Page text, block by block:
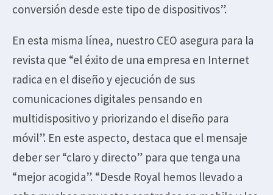
conversión desde este tipo de dispositivos”.
En esta misma línea, nuestro CEO asegura para la
revista que “el éxito de una empresa en Internet
radica en el diseño y ejecución de sus
comunicaciones digitales pensando en
multidispositivo y priorizando el diseño para
móvil”. En este aspecto, destaca que el mensaje
deber ser “claro y directo” para que tenga una
“mejor acogida”. “Desde Royal hemos llevado a